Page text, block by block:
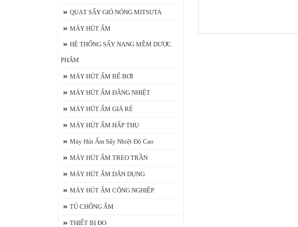
QUẠT SẤY GIÓ NÓNG MITSUTA
MÁY HÚT ẨM
HỆ THỐNG SẤY NANG MỀM DƯỢC
PHẨM
MÁY HÚT ẨM BỂ BƠI
MÁY HÚT ẨM ĐẲNG NHIỆT
MÁY HÚT ẨM GIÁ RẺ
MÁY HÚT ẨM HẤP THỤ
Máy Hút Ẩm Sấy Nhiệt Độ Cao
MÁY HÚT ẨM TREO TRẦN
MÁY HÚT ẨM DÂN DỤNG
MÁY HÚT ẨM CÔNG NGHIỆP
TỦ CHỐNG ẨM
THIẾT BỊ ĐO